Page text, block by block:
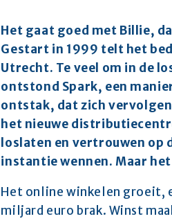
Het gaat goed met Billie,
Gestart in 1999 telt het
Utrecht. Te veel om in de
ontstond Spark, een
ontstak, dat zich
het nieuwe
loslaten en vertrouwen op
instantie wennen. Maar
Het online winkelen groeit,
miljard euro brak. Winst